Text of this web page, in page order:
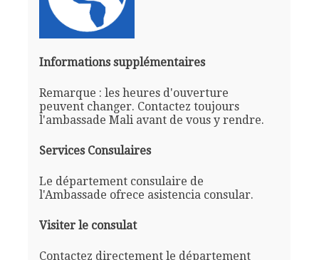
Informations supplémentaires
Remarque : les heures d'ouverture
peuvent changer. Contactez toujours
l'ambassade Mali avant de vous y rendre.
Services Consulaires
Le département consulaire de
l'Ambassade ofrece asistencia consular.
Visiter le consulat
Contactez directement le département